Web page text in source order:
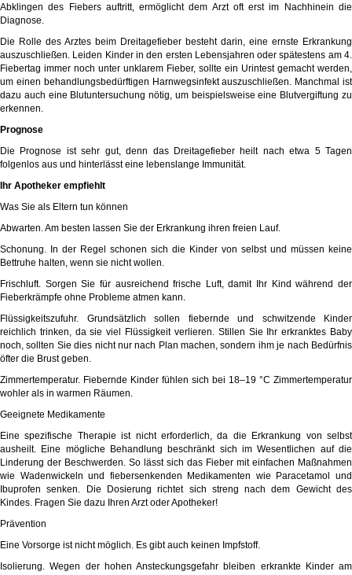
Abklingen des Fiebers auftritt, ermöglicht dem Arzt oft erst im Nachhinein die
Diagnose.
Die Rolle des Arztes beim Dreitagefieber besteht darin, eine ernste Erkrankung
auszuschließen. Leiden Kinder in den ersten Lebensjahren oder spätestens am 4.
Fiebertag immer noch unter unklarem Fieber, sollte ein Urintest gemacht werden,
um einen behandlungsbedürftigen Harnwegsinfekt auszuschließen. Manchmal ist
dazu auch eine Blutuntersuchung nötig, um beispielsweise eine Blutvergiftung zu
erkennen.
Prognose
Die Prognose ist sehr gut, denn das Dreitagefieber heilt nach etwa 5 Tagen
folgenlos aus und hinterlässt eine lebenslange Immunität.
Ihr Apotheker empfiehlt
Was Sie als Eltern tun können
Abwarten.Am besten lassen Sie der Erkrankung ihren freien Lauf.
Schonung. In der Regel schonen sich die Kinder von selbst und müssen keine
Bettruhe halten, wenn sie nicht wollen.
Frischluft. Sorgen Sie für ausreichend frische Luft, damit Ihr Kind während der
Fieberkrämpfe ohne Probleme atmen kann.
Flüssigkeitszufuhr. Grundsätzlich sollen fiebernde und schwitzende Kinder
reichlich trinken, da sie viel Flüssigkeit verlieren. Stillen Sie Ihr erkranktes Baby
noch, sollten Sie dies nicht nur nach Plan machen, sondern ihm je nach Bedürfnis
öfter die Brust geben.
Zimmertemperatur. Fiebernde Kinder fühlen sich bei 18–19 °C Zimmertemperatur
wohler als in warmen Räumen.
Geeignete Medikamente
Eine spezifische Therapie ist nicht erforderlich, da die Erkrankung von selbst
ausheilt. Eine mögliche Behandlung beschränkt sich im Wesentlichen auf die
Linderung der Beschwerden. So lässt sich das Fieber mit einfachen Maßnahmen
wie Wadenwickeln und fiebersenkenden Medikamenten wie
Paracetamol
und
Ibuprofen senken. Die Dosierung richtet sich streng nach dem Gewicht des
Kindes. Fragen Sie dazu Ihren Arzt oder Apotheker!
Prävention
Eine Vorsorge ist nicht möglich. Es gibt auch keinen Impfstoff.
Isolierung. Wegen der hohen Ansteckungsgefahr bleiben erkrankte Kinder am